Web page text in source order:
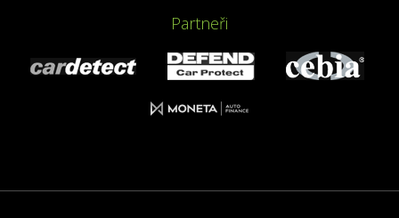
Partneři